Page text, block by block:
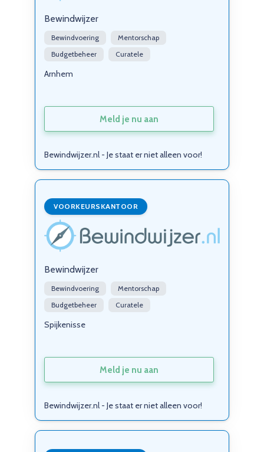
Bewindwijzer
Bewindvoering
Mentorschap
Budgetbeheer
Curatele
Arnhem
Meld je nu aan
Bewindwijzer.nl - Je staat er niet alleen voor!
VOORKEURSKANTOOR
Bewindwijzer
Bewindvoering
Mentorschap
Budgetbeheer
Curatele
Spijkenisse
Meld je nu aan
Bewindwijzer.nl - Je staat er niet alleen voor!